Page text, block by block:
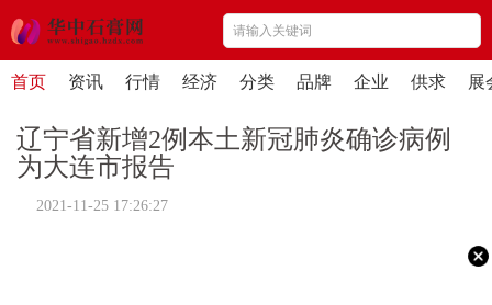
首页 资讯 行情 经济 分类 品牌 企业 供求 展
辽宁省新增2例本土新冠肺炎确诊病例
为大连市报告
2021-11-25 17:26:27